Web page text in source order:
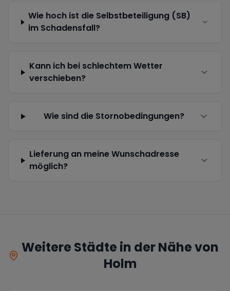
Wie hoch ist die Selbstbeteiligung (SB)
im Schadensfall?
Kann ich bei schlechtem Wetter
verschieben?
Wie sind die Stornobedingungen?
Lieferung an meine Wunschadresse
möglich?
Weitere Städte in der Nähe von
Holm